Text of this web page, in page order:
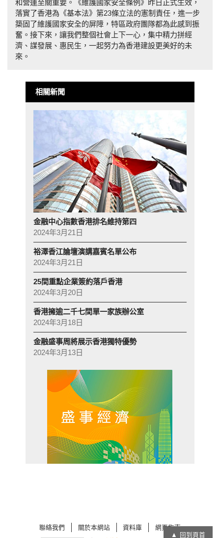
和營運至關重要。《維護國家安全條例》昨日正式生效，
落實了香港為《基本法》第23條立法的憲制責任，進一步
築固了維護國家安全的屏障，特區政府團隊都為此感到振
奮。接下來，讓我們整個社會上下一心，集中精力拼經
濟、謀發展、惠民生，一起努力為香港建設更美好的未
來。
相關新聞
金融中心指數香港排名維持第四
2024年3月21日
裕澤香江論壇演講嘉賓名單公布
2024年3月21日
25間重點企業簽約落戶香港
2024年3月20日
香港擁逾二千七間單一家族辦公室
2024年3月18日
金融盛事周將展示香港獨特優勢
2024年3月13日
聯絡我們 關於本網站 資料庫
網頁指南
回到頁首